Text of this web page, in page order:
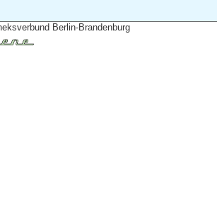
Berlin-Brandenburg